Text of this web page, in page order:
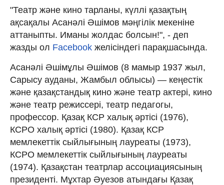
"Театр және кино тарланы, күллі қазақтың
ақсақалы Асанәлі Әшімов мәңгілік мекеніне
аттаныпты. Иманы жолдас болсын!", - деп
жазды ол Facebook желісіндегі парақшасында.
Асанәлі Әшімұлы Әшімов (8 мамыр 1937 жыл,
Сарысу ауданы, Жамбыл облысы) — кеңестік
және қазақстандық кино және театр актері, кино
және театр режиссері, театр педагогы,
профессор. Қазақ КСР халық әртісі (1976),
КСРО халық әртісі (1980). Қазақ КСР
мемлекеттік сыйлығының лауреаты (1973),
КСРО мемлекеттік сыйлығының лауреаты
(1974). Қазақстан театрлар ассоциациясының
президенті. Мұхтар Әуезов атындағы Қазақ